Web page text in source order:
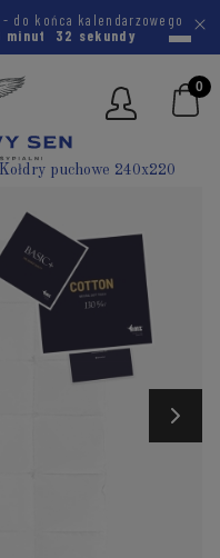
- do końca kalendarzowego
6 minut 31 sekund
Kołdry puchowe 240x220